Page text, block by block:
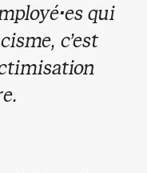
qui
c’est